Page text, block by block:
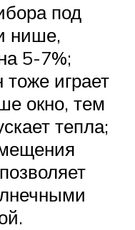
под
нише,
5-7%;
тоже играет
окно, тем
тепла;